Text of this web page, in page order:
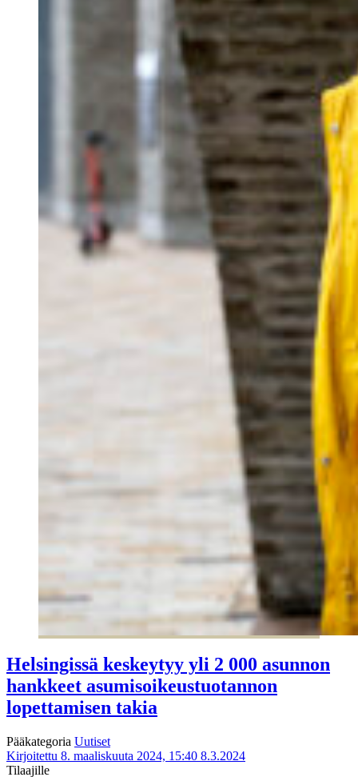
Helsingissä keskeytyy yli 2 000 asunnon
hankkeet asumisoikeustuotannon
lopettamisen takia
Pääkategoria Uutiset
Kirjoitettu 8. maaliskuuta 2024, 15:40 8.3.2024
Tilaajille